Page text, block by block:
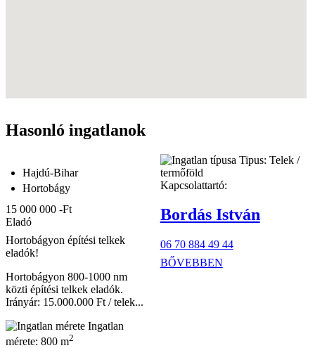
Hasonló ingatlanok
Hajdú-Bihar
Hortobágy
15 000 000 -Ft
Eladó
Hortobágyon építési telkek
eladók!
Hortobágyon 800-1000 nm
közti építési telkek eladók.
Irányár: 15.000.000 Ft / telek...
Ingatlan
mérete: 800 m2
Tipus: Telek /
termőföld
Kapcsolattartó:
Bordás István
06 70 884 49 44
BŐVEBBEN